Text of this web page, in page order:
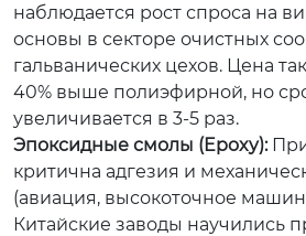
наблюдается рост спроса на
основы в секторе очистных
гальванических цехов. Цена
40% выше полиэфирной, но
увеличивается в 3-5 раз.
Эпоксидные смолы (Epoxy):
критична адгезия и
(авиация, высокоточное
Китайские заводы научились